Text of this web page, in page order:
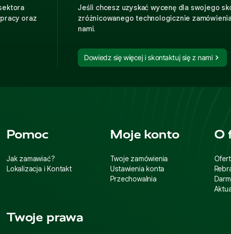
oraz
Jeśli chcesz uzyskać wycenę dla swojego
zróżnicowanego technologicznie
nami.
Dowiedz się więcej i skontaktuj się z nami
Linki w stopce
Pomoc
Jak zamawiać?
Lokalizacja i Kontakt
Moje konto
Twoje zamówienia
Ustawienia konta
Przechowalnia
O
Twoje prawa